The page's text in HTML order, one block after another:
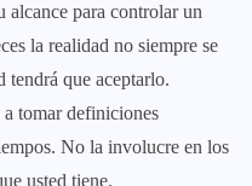
alcance para controlar un
la realidad no siempre se
tendrá que aceptarlo.
tomar definiciones
No la involucre en los
usted tiene.